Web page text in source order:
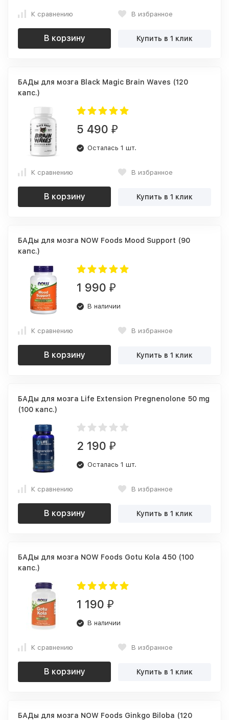
К сравнению В избранное
В корзину Купить в 1 клик
БАДы для мозга Black Magic Brain Waves (120
капс.)
5 490 ₽
Осталась 1 шт.
К сравнению В избранное
В корзину Купить в 1 клик
БАДы для мозга NOW Foods Mood Support (90
капс.)
1 990 ₽
В наличии
К сравнению В избранное
В корзину Купить в 1 клик
БАДы для мозга Life Extension Pregnenolone 50 mg
(100 капс.)
2 190 ₽
Осталась 1 шт.
К сравнению В избранное
В корзину Купить в 1 клик
БАДы для мозга NOW Foods Gotu Kola 450 (100
капс.)
1 190 ₽
В наличии
К сравнению В избранное
В корзину Купить в 1 клик
БАДы для мозга NOW Foods Ginkgo Biloba (120